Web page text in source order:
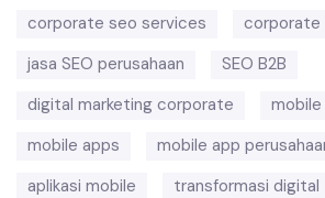
corporate seo services
corporate
jasa SEO perusahaan
SEO B2B
digital marketing corporate
mobile apps
mobile app
aplikasi mobile
transformasi digital